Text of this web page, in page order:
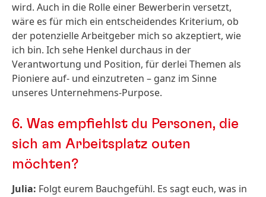
wird. Auch in die Rolle einer Bewerberin versetzt,
wäre es für mich ein entscheidendes Kriterium, ob
der potenzielle Arbeitgeber mich so akzeptiert, wie
ich bin. Ich sehe Henkel durchaus in der
Verantwortung und Position, für derlei Themen als
Pioniere auf- und einzutreten – ganz im Sinne
unseres Unternehmens-Purpose.
6. Was empfiehlst du Personen, die
sich am Arbeitsplatz outen
möchten?
Julia: Folgt eurem Bauchgefühl. Es sagt euch, was in